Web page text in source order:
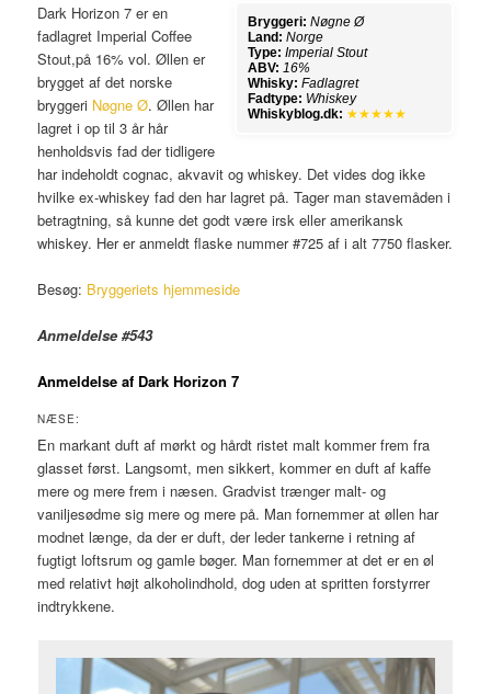
Bryggeri: Nøgne Ø
Land: Norge
Type: Imperial Stout
ABV: 16%
Whisky: Fadlagret
Fadtype: Whiskey
Whiskyblog.dk: ★★★★★
Dark Horizon 7 er en
fadlagret Imperial Coffee
Stout,på 16% vol. Øllen er
brygget af det norske
bryggeri Nøgne Ø. Øllen har
lagret i op til 3 år hår
henholdsvis fad der tidligere
har indeholdt cognac, akvavit og whiskey. Det vides dog ikke
hvilke ex-whiskey fad den har lagret på. Tager man stavemåden i
betragtning, så kunne det godt være irsk eller amerikansk
whiskey. Her er anmeldt flaske nummer #725 af i alt 7750 flasker.
Besøg: Bryggeriets hjemmeside
Anmeldelse #543
Anmeldelse af Dark Horizon 7
NÆSE:
En markant duft af mørkt og hårdt ristet malt kommer frem fra
glasset først. Langsomt, men sikkert, kommer en duft af kaffe
mere og mere frem i næsen. Gradvist trænger malt- og
vaniljesødme sig mere og mere på. Man fornemmer at øllen har
modnet længe, da der er duft, der leder tankerne i retning af
fugtigt loftsrum og gamle bøger. Man fornemmer at det er en øl
med relativt højt alkoholindhold, dog uden at spritten forstyrrer
indtrykkene.